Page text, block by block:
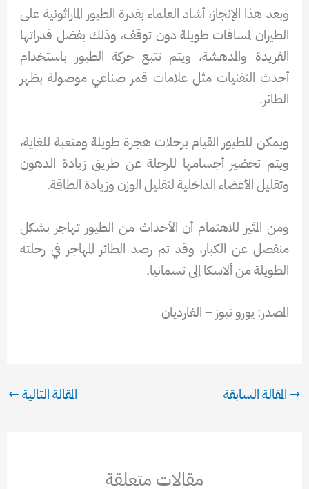
وبعد هذا الإنجاز، أشاد العلماء بقدرة الطيور الماراثونية على
الطيران لمسافات طويلة دون توقف، وذلك بفضل قدراتها
الفريدة والمدهشة، ويتم تتبع حركة الطيور باستخدام
أحدث التقنيات مثل علامات قمر صناعي موصولة بظهر
الطائر.
ويمكن للطيور القيام برحلات هجرة طويلة ومتعبة للغاية،
ويتم تحضير أجسامها للرحلة عن طريق زيادة الدهون
وتقليل الأعضاء الداخلية لتقليل الوزن وزيادة الطاقة.
ومن المثير للاهتمام أن الأحداث من الطيور تهاجر بشكل
منفصل عن الكبار، وقد تم رصد الطائر المهاجر في رحلته
الطويلة من ألاسكا إلى تسمانيا.
المصدر: يورو نيوز – الغارديان
→ المقالة السابقة المقالة التالية←
مقالات متعلقة